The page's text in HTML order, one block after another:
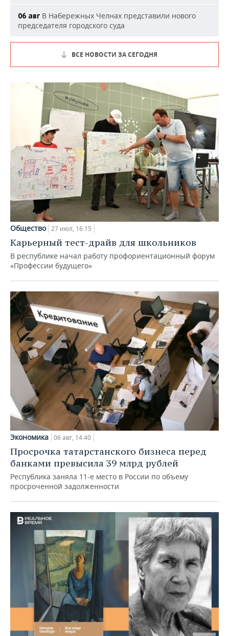
06 авг В Набережных Челнах представили нового
председателя городского суда
ВСЕ НОВОСТИ ЗА СЕГОДНЯ
Общество 27 июл, 16:15
Карьерный тест-драйв для школьников
В республике начал работу профориентационный форум
«Профессии будущего»
Экономика 06 авг, 14:40
Просрочка татарстанского бизнеса перед
банками превысила 39 млрд рублей
Республика заняла 11-е место в России по объему
просроченной задолженности